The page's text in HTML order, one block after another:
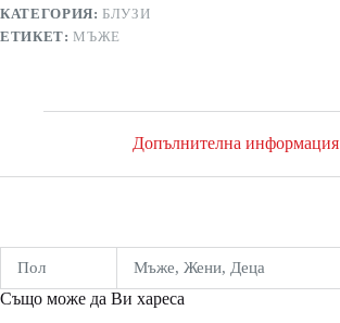
КАТЕГОРИЯ: БЛУЗИ
ЕТИКЕТ:МЪЖЕ
Допълнителна информация
Пол Мъже, Жени, Деца
Също може да Ви хареса